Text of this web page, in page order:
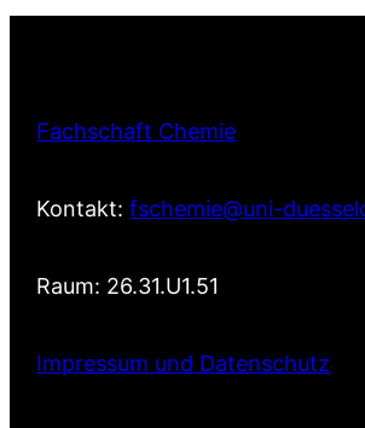
Fachschaft Chemie
Kontakt:fschemie@uni-
Raum: 26.31.U1.51
Impressum und Datenschutz